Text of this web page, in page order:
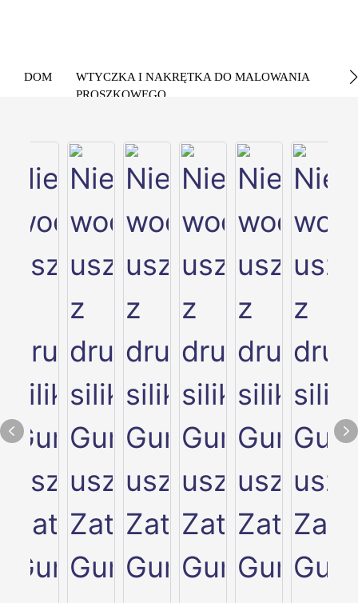
DOM
WTYCZKA I NAKRĘTKA DO MALOWANIA
PROSZKOWEGO